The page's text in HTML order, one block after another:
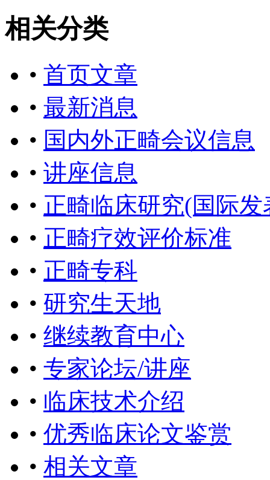
相关分类
• 首页文章
• 最新消息
• 国内外正畸会议信息
• 讲座信息
• 正畸临床研究(国际发
• 正畸疗效评价标准
• 正畸专科
• 研究生天地
• 继续教育中心
• 专家论坛/讲座
• 临床技术介绍
• 优秀临床论文鉴赏
• 相关文章